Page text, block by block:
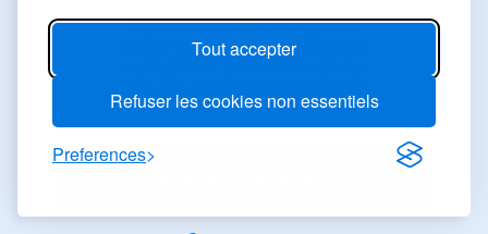
Tout accepter
Refuser les cookies non essentiels
Preferences
Les investisseurs qui utilisent
LyBox obtiennent demeilleures